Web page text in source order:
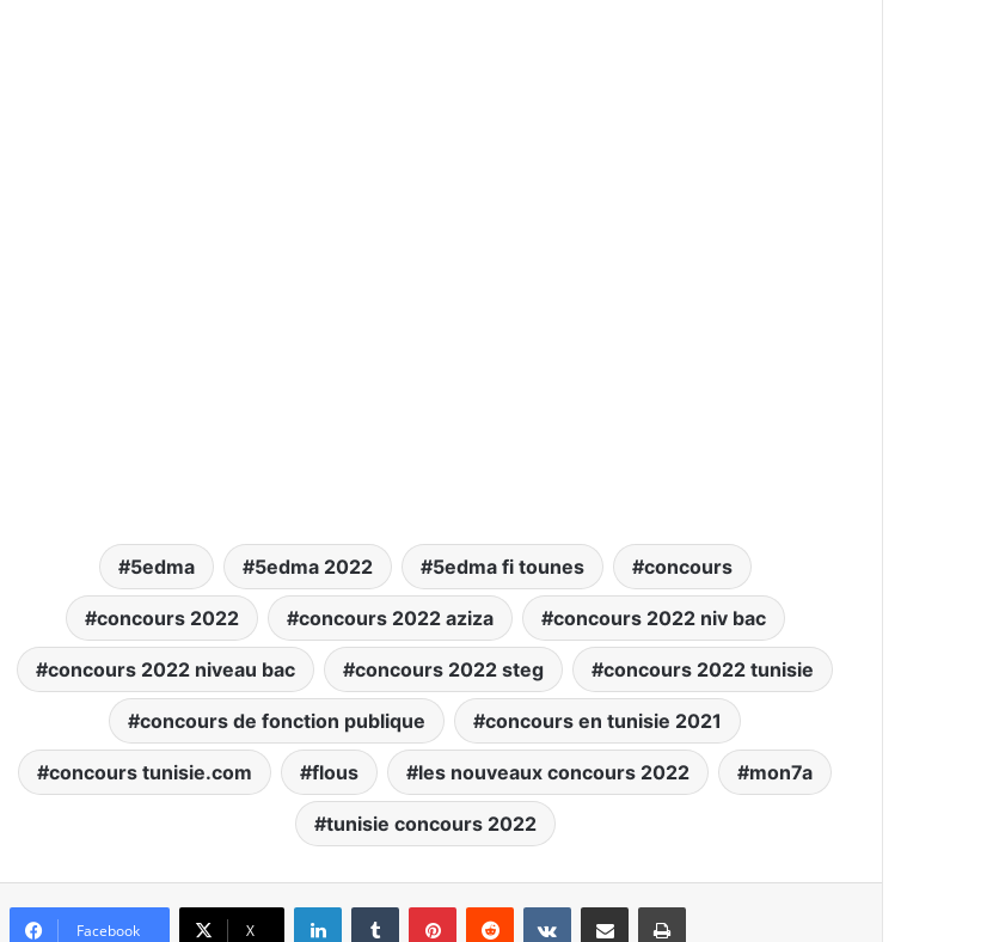
5edma 5edma 2022 5edma fi tounes concours
concours 2022 concours 2022 aziza concours 2022 niv bac
concours 2022 niveau bac concours 2022 steg concours 2022 tunisie
concours de fonction publique concours en tunisie 2021
concours tunisie.com flous les nouveaux concours 2022 mon7a
tunisie concours 2022
Facebook X
LinkedinTumblr PinterestReddit VKontaktePartager par email Imprimer